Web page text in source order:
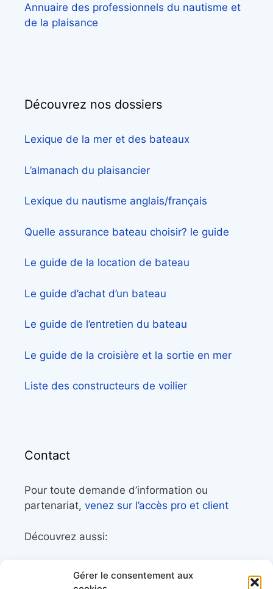
Gérer le consentement aux
Annuaire des professionnels du nautisme et
de la plaisance
Découvrez nos dossiers
Lexique de la mer et des bateaux
L’almanach du plaisancier
Lexique du nautisme anglais/français
Quelle assurance bateau choisir? le guide
Le guide de la location de bateau
Le guide d’achat d’un bateau
Le guide de l’entretien du bateau
Le guide de la croisière et la sortie en mer
Liste des constructeurs de voilier
Contact
Pour toute demande d’information ou
partenariat, venez sur l’accès pro et client
Découvrez aussi:
librairie maritime